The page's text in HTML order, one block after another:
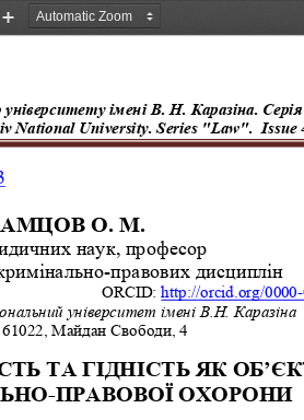
Zoom
університету імені В. Н. Каразіна. Серія
National University. Series "Law". Issue
О. М.
наук, професор
-правових дисциплін
ОRCID: http://orcid .org/0000-
університет імені В. Н. Каразіна
Майдан Свободи, 4
ТА ГІДНІСТЬ ЯК
-ПРАВОВОЇ ОХОРОНИ